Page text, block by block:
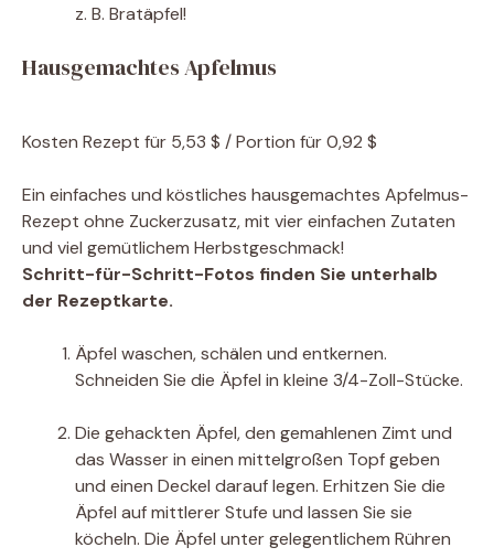
z. B. Bratäpfel!
Hausgemachtes Apfelmus
Kosten Rezept für 5,53 $ / Portion für 0,92 $
Ein einfaches und köstliches hausgemachtes Apfelmus-
Rezept ohne Zuckerzusatz, mit vier einfachen Zutaten
und viel gemütlichem Herbstgeschmack!
Schritt-für-Schritt-Fotos finden Sie unterhalb
der Rezeptkarte.
Äpfel waschen, schälen und entkernen.
Schneiden Sie die Äpfel in kleine 3/4-Zoll-Stücke.
Die gehackten Äpfel, den gemahlenen Zimt und
das Wasser in einen mittelgroßen Topf geben
und einen Deckel darauf legen. Erhitzen Sie die
Äpfel auf mittlerer Stufe und lassen Sie sie
köcheln. Die Äpfel unter gelegentlichem Rühren